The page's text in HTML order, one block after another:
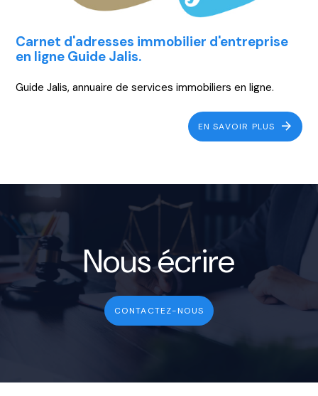
Carnet d'adresses immobilier d'entreprise
en ligne Guide Jalis.
Guide Jalis, annuaire de services immobiliers en ligne.
EN SAVOIR PLUS
Nous écrire
CONTACTEZ-NOUS